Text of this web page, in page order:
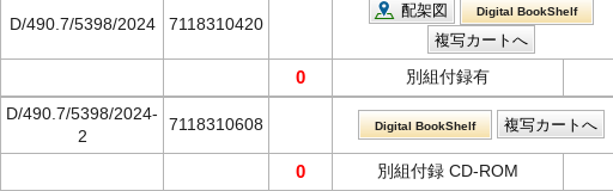
D/490.7/5398/2024 7118310420
配架図 Digital BookShelf
0 別組付録有
D/490.7/5398/2024-
2
7118310608 Digital BookShelf
0 別組付録 CD-ROM